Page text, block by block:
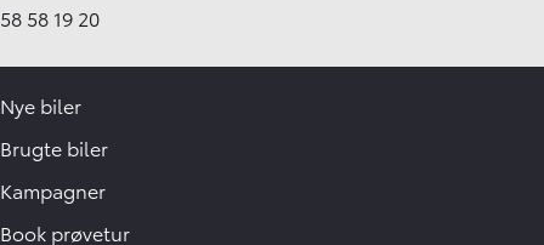
58 58 19 20
Nye biler
Brugte biler
Kampagner
Book prøvetur